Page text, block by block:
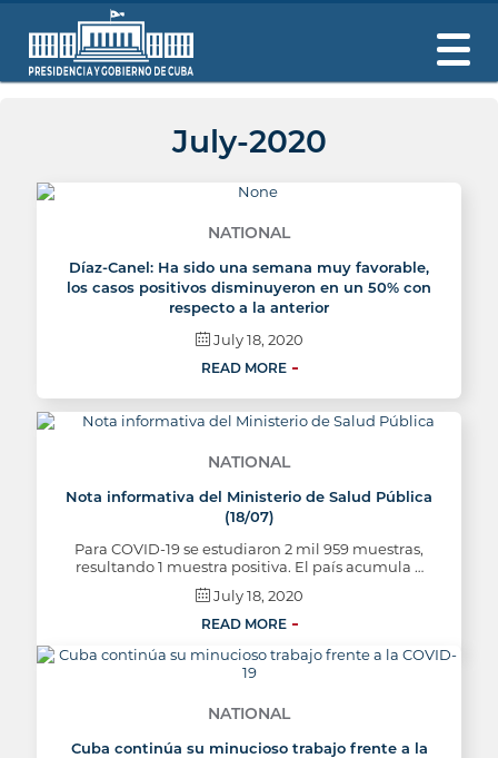
July-2020
NATIONAL
Díaz-Canel: Ha sido una semana muy favorable,
los casos positivos disminuyeron en un 50% con
respecto a la anterior
July 18, 2020
READ MORE
NATIONAL
Nota informativa del Ministerio de Salud Pública
(18/07)
Para COVID-19 se estudiaron 2 mil 959 muestras,
resultando 1 muestra positiva. El país acumula …
July 18, 2020
READ MORE
NATIONAL
Cuba continúa su minucioso trabajo frente a la